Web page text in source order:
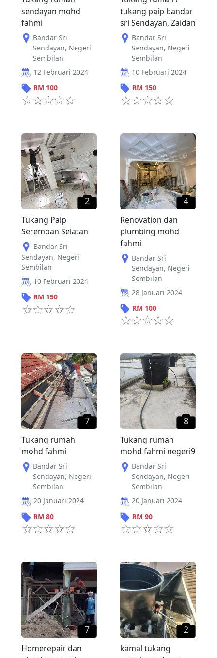
sendayan mohd
fahmi
Bandar Sri
Sendayan, Negeri
Sembilan
12 Februari 2024
RM 100
tukang paip bandar
sri Sendayan, Zaidan
Bandar Sri
Sendayan, Negeri
Sembilan
10 Februari 2024
RM 150
2
Tukang Paip
Seremban Selatan
Bandar Sri
Sendayan, Negeri
Sembilan
10 Februari 2024
RM 150
4
Renovation dan
plumbing mohd
fahmi
Bandar Sri
Sendayan, Negeri
Sembilan
28 Januari 2024
RM 100
7
Tukang rumah
mohd fahmi
Bandar Sri
Sendayan, Negeri
Sembilan
20 Januari 2024
RM 80
8
Tukang rumah
mohd fahmi negeri9
Bandar Sri
Sendayan, Negeri
Sembilan
20 Januari 2024
RM 90
7
Homerepair dan
2
kamal tukang